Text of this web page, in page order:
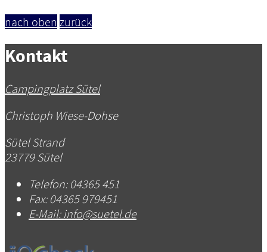
nach oben zurück
Kontakt
Campingplatz Sütel
Christoph Wiese-Dohse
Sütel Strand
23779 Sütel
Telefon: 04365 451
Fax: 04365 979451
E-Mail: info@suetel.de